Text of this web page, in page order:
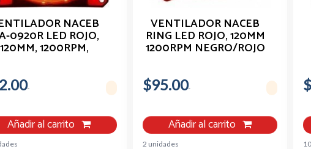
NACEB
0920R LED ROJO,
120MM, 1200RPM,
Añadir al carrito
VENTILADOR NACEB
RING LED ROJO, 120MM
1200RPM NEGRO/ROJO
$95.00
Añadir al carrito
2 unidades